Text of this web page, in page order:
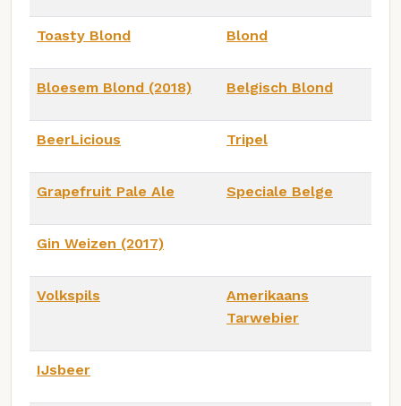
Toasty Blond Blond
Bloesem Blond (2018) Belgisch Blond
BeerLicious Tripel
Grapefruit Pale Ale Speciale Belge
Gin Weizen (2017)
Volkspils
Amerikaans
Tarwebier
IJsbeer